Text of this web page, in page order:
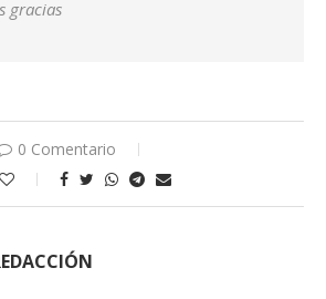
gracias
0 Comentario